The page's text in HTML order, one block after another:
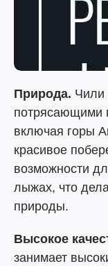
Природа. Чили
потрясающими
включая горы
красивое
возможности
лыжах, что
природы.
Высокое
занимает